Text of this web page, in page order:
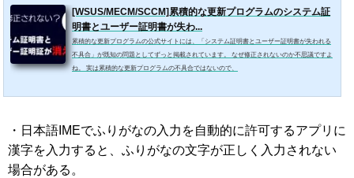
[WSUS/MECM/SCCM]累積的な更新プログラムのシステム証
明書とユーザー証明書が失わ...
累積的な更新プログラムの公式サイトには、「システム証明書とユーザー証明書が失われる
不具合」が既知の問題としてずっと掲載されています。 なぜ修正されないのか不思議ですよ
ね。 実は累積的な更新プログラムの不具合ではないので、
・日本語IMEでふりがなの入力を自動的に許可するアプリに
漢字を入力すると、ふりがなの文字が正しく入力されない
場合がある。